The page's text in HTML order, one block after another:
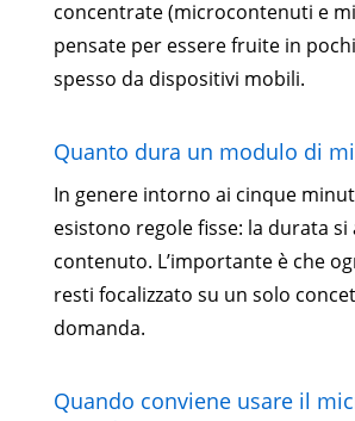
concentrate (microcontenuti e
pensate per essere fruite in
spesso da dispositivi mobili.
Quanto dura un modulo di
In genere intorno ai cinque
esistono regole fisse: la durata si
contenuto. L’importante è che
resti focalizzato su un solo
domanda.
Quando conviene usare il